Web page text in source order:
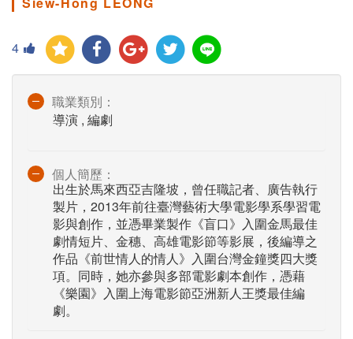
4
職業類別：
導演 , 編劇
個人簡歷：
出生於馬來西亞吉隆坡，曾任職記者、廣告執行
製片，2013年前往臺灣藝術大學電影學系學習電
影與創作，並憑畢業製作《盲口》入圍金馬最佳
劇情短片、金穗、高雄電影節等影展，後編導之
作品《前世情人的情人》入圍台灣金鐘獎四大獎
項。同時，她亦參與多部電影劇本創作，憑藉
《樂園》入圍上海電影節亞洲新人王獎最佳編
劇。